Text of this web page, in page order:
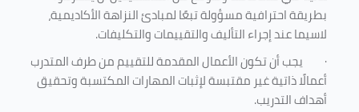
بطريقة احترافية مسؤولة تبعًا لمبادئ النزاهة الأكاديمية،
لاسيما عند إجراء التأليف والتقييمات والتكليفات.
· يجب أن تكون الأعمال المقدمة للتقييم من طرف المتدرب
أعمالًا ذاتية غير مقتبسة لإثبات المهارات المكتسبة وتحقيق
أهداف التدريب.